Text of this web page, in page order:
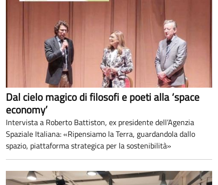
Dal cielo magico di filosofi e poeti alla ‘space
economy’
Intervista a Roberto Battiston, ex presidente dell’Agenzia
Spaziale Italiana: «Ripensiamo la Terra, guardandola dallo
spazio, piattaforma strategica per la sostenibilità»